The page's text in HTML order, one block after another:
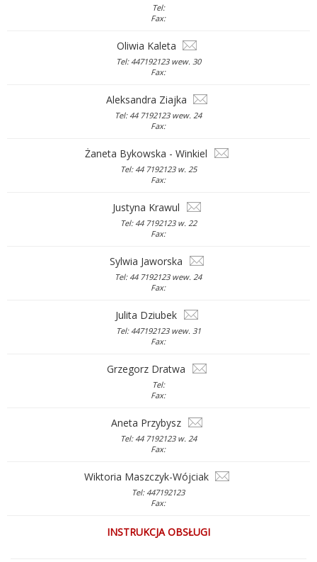
Tel:
Fax:
Oliwia Kaleta
Tel: 447192123 wew. 30
Fax:
Aleksandra Ziajka
Tel: 44 7192123 wew. 24
Fax:
Żaneta Bykowska - Winkiel
Tel: 44 7192123 w. 25
Fax:
Justyna Krawul
Tel: 44 7192123 w. 22
Fax:
Sylwia Jaworska
Tel: 44 7192123 wew. 24
Fax:
Julita Dziubek
Tel: 447192123 wew. 31
Fax:
Grzegorz Dratwa
Tel:
Fax:
Aneta Przybysz
Tel: 44 7192123 w. 24
Fax:
Wiktoria Maszczyk-Wójciak
Tel: 447192123
Fax:
INSTRUKCJA OBSŁUGI